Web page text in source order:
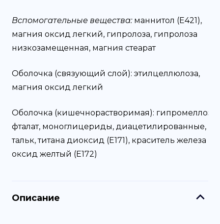
Вспомогательные вещества:маннитол (Е421),
магния оксид легкий, гипролоза, гипролоза
низкозамещенная, магния стеарат
Оболочка (связующий слой): этилцеллюлоза,
магния оксид легкий
Оболочка (кишечнорастворимая): гипромеллозы
фталат, моноглицериды, диацетилированные,
тальк, титана диоксид (Е171), краситель железа
оксид желтый (Е172)
Описание